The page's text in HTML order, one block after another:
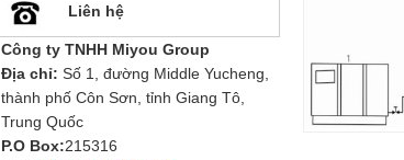
Liên hệ
Công ty TNHH Miyou Group
Địa chỉ: Số 1, đường Middle Yucheng,
thành phố Côn Sơn, tỉnh Giang Tô,
Trung Quốc
P.O Box:215316